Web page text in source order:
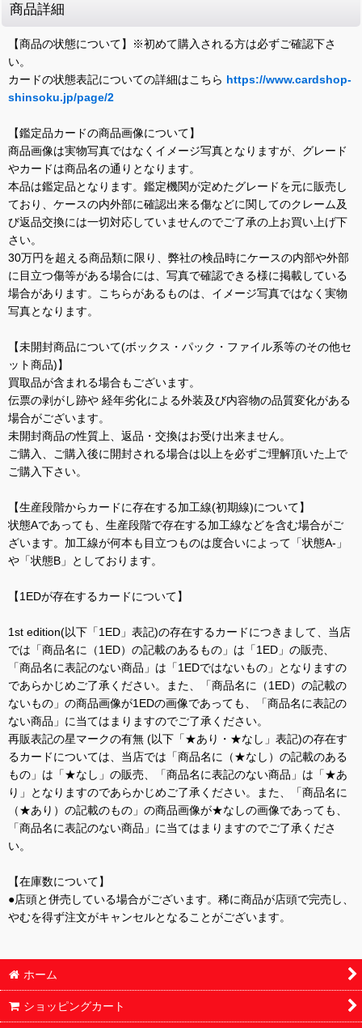
商品詳細
【商品の状態について】※初めて購入される方は必ずご確認下さ
い。
カードの状態表記についての詳細はこちら https://www.cardshop-
shinsoku.jp/page/2
【鑑定品カードの商品画像について】
商品画像は実物写真ではなくイメージ写真となりますが、グレード
やカードは商品名の通りとなります。
本品は鑑定品となります。鑑定機関が定めたグレードを元に販売し
ており、ケースの内外部に確認出来る傷などに関してのクレーム及
び返品交換には一切対応していませんのでご了承の上お買い上げ下
さい。
30万円を超える商品類に限り、弊社の検品時にケースの内部や外部
に目立つ傷等がある場合には、写真で確認できる様に掲載している
場合があります。こちらがあるものは、イメージ写真ではなく実物
写真となります。
【未開封商品について(ボックス・パック・ファイル系等のその他セ
ット商品)】
買取品が含まれる場合もございます。
伝票の剥がし跡や 経年劣化による外装及び内容物の品質変化がある
場合がございます。
未開封商品の性質上、返品・交換はお受け出来ません。
ご購入、ご購入後に開封される場合は以上を必ずご理解頂いた上で
ご購入下さい。
【生産段階からカードに存在する加工線(初期線)について】
状態Aであっても、生産段階で存在する加工線などを含む場合がご
ざいます。加工線が何本も目立つものは度合いによって「状態A-」
や「状態B」としております。
【1EDが存在するカードについて】
1st edition(以下「1ED」表記)の存在するカードにつきまして、当店
では「商品名に（1ED）の記載のあるもの」は「1ED」の販売、
「商品名に表記のない商品」は「1EDではないもの」となりますの
であらかじめご了承ください。また、「商品名に（1ED）の記載の
ないもの」の商品画像が1EDの画像であっても、「商品名に表記の
ない商品」に当てはまりますのでご了承ください。
再販表記の星マークの有無 (以下「★あり・★なし」表記)の存在す
るカードについては、当店では「商品名に（★なし）の記載のある
もの」は「★なし」の販売、「商品名に表記のない商品」は「★あ
り」となりますのであらかじめご了承ください。また、「商品名に
（★あり）の記載のもの」の商品画像が★なしの画像であっても、
「商品名に表記のない商品」に当てはまりますのでご了承くださ
い。
【在庫数について】
●店頭と併売している場合がございます。稀に商品が店頭で完売し、
やむを得ず注文がキャンセルとなることがございます。
ホーム
ショッピングカート